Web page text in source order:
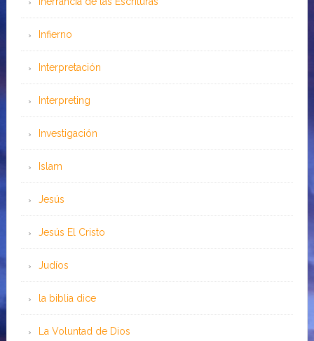
Infierno
Interpretación
Interpreting
Investigación
Islam
Jesús
Jesús El Cristo
Judíos
la biblia dice
La Voluntad de Dios